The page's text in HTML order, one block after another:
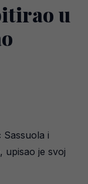
u
i
upisao je svoj